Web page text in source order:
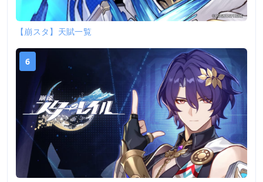
【崩スタ】天賦一覧
6